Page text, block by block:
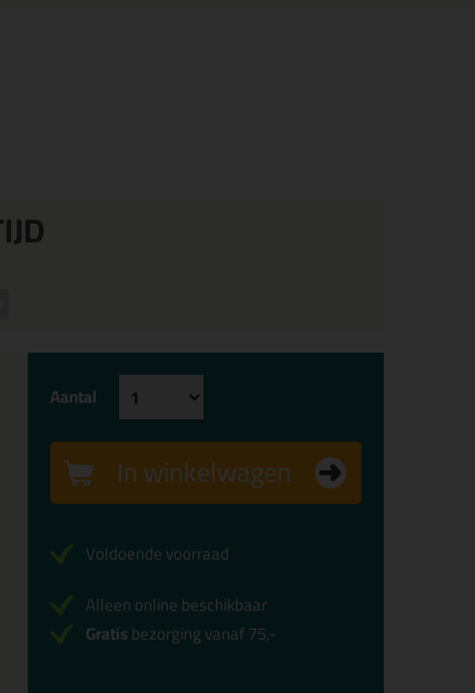
Aantal
In winkelwagen
Voldoende voorraad
Alleen online beschikbaar
Gratisbezorging vanaf 75,-